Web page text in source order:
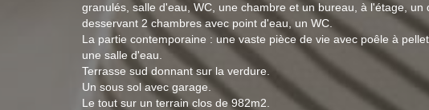
granulés, salle d'eau, WC, une chambre et un bureau, à l'étage, un
desservant 2 chambres avec point d'eau, un WC.
La partie contemporaine : une vaste pièce de vie avec poêle à
une salle d'eau.
Terrasse sud donnant sur la verdure.
Un sous sol avec garage.
Le tout sur un terrain clos de 982m2.